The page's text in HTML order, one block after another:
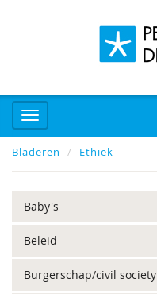
Bladeren Ethiek
Baby's
Beleid
Burgerschap/civil society